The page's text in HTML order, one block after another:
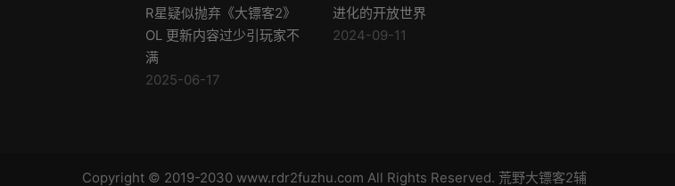
R星疑似抛弃《大镖客2》
OL 更新内容过少引玩家不
满
2025-06-17
进化的开放世界
2024-09-11
Copyright © 2019-2030 www.rdr2fuzhu.com All Rights Reserved. 荒野大镖客2辅